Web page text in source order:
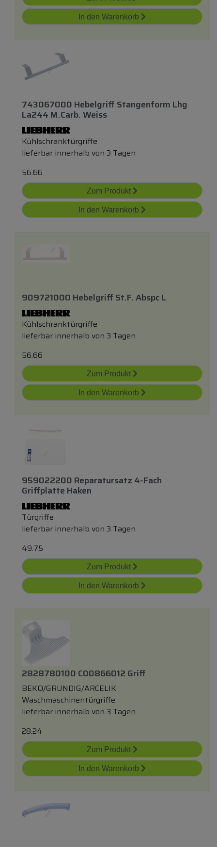
In den Warenkorb
743067000 Hebelgriff Stangenform Lhg
La244 M.carb. Weiss
Kühlschranktürgriffe
lieferbar innerhalb von 3 Tagen
56.66
Zum Produkt
In den Warenkorb
909721000 Hebelgriff St.f. Abspc L
Kühlschranktürgriffe
lieferbar innerhalb von 3 Tagen
56.66
Zum Produkt
In den Warenkorb
959022200 Reparatursatz 4-Fach
Griffplatte Haken
Türgriffe
lieferbar innerhalb von 3 Tagen
49.75
Zum Produkt
In den Warenkorb
2828780100 C00866012 Griff
BEKO/GRUNDIG/ARCELIK
Waschmaschinentürgriffe
lieferbar innerhalb von 3 Tagen
28.24
Zum Produkt
In den Warenkorb